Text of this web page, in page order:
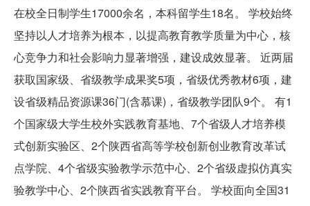
在校全日制学生17000余名，本科留学生18名。 学校始终
坚持以人才培养为根本，以提高教育教学质量为中心，核
心竞争力和社会影响力显著增强，建设成效显著。 近两届
获取国家级、省级教学成果奖5项，省级优秀教材6项，建
设省级精品资源课36门(含慕课)，省级教学团队9个。 有1
个国家级大学生校外实践教育基地、7个省级人才培养模
式创新实验区、2个陕西省高等学校创新创业教育改革试
点学院、4个省级实验教学示范中心、2个省级虚拟仿真实
验教学中心、2个陕西省实践教育平台。 学校面向全国31